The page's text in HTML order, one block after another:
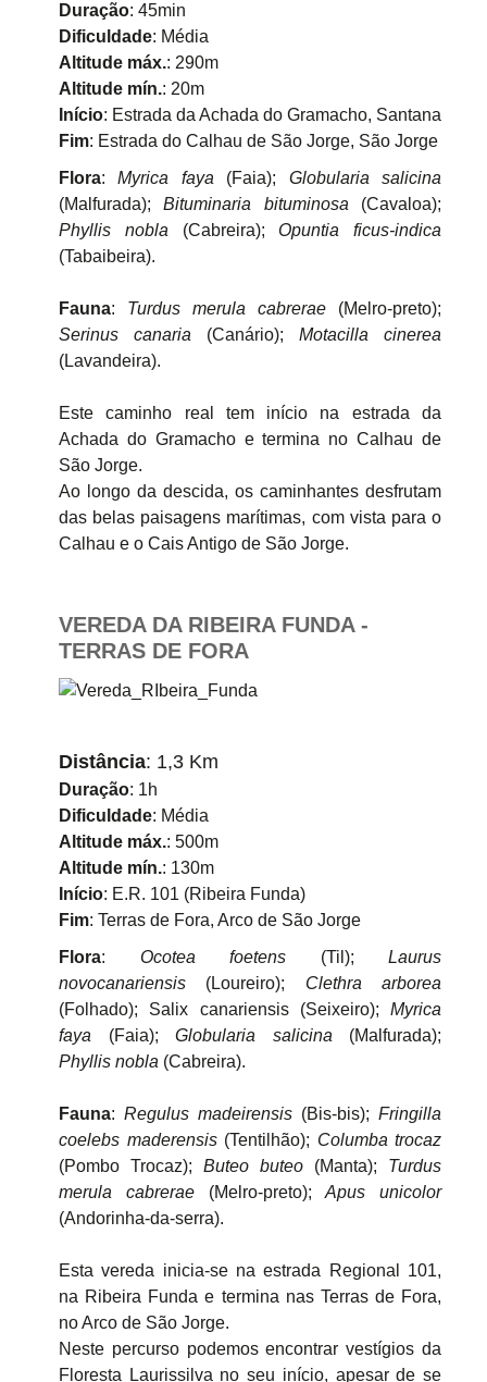
Duração: 45min
Dificuldade: Média
Altitude máx.: 290m
Altitude mín.: 20m
Início: Estrada da Achada do Gramacho, Santana
Fim: Estrada do Calhau de São Jorge, São Jorge
Flora:Myrica faya (Faia); Globularia salicina
(Malfurada);Bituminaria bituminosa (Cavaloa);
Phyllis nobla (Cabreira); Opuntia ficus-indica
(Tabaibeira).
Fauna: Turdus merula cabrerae (Melro-preto);
Serinus canaria (Canário); Motacilla cinerea
(Lavandeira).
Este caminho real tem início na estrada da
Achada do Gramacho e termina no Calhau de
São Jorge.
Ao longo da descida, os caminhantes desfrutam
das belas paisagens marítimas, com vista para o
Calhau e o Cais Antigo de São Jorge.
VEREDA DA RIBEIRA FUNDA -
TERRAS DE FORA
Distância: 1,3 Km
Duração: 1h
Dificuldade: Média
Altitude máx.: 500m
Altitude mín.: 130m
Início: E.R. 101 (Ribeira Funda)
Fim: Terras de Fora, Arco de São Jorge
Flora: Ocotea foetens (Til); Laurus
novocanariensis (Loureiro); Clethra arborea
(Folhado); Salix canariensis (Seixeiro); Myrica
faya (Faia); Globularia salicina (Malfurada);
Phyllis nobla (Cabreira).
Fauna: Regulus madeirensis (Bis-bis); Fringilla
coelebs maderensis(Tentilhão); Columba trocaz
(Pombo Trocaz); Buteo buteo (Manta); Turdus
merula cabrerae(Melro-preto);Apus unicolor
(Andorinha-da-serra).
Esta vereda inicia-se na estrada Regional 101,
na Ribeira Funda e termina nas Terras de Fora,
no Arco de São Jorge.
Neste percurso podemos encontrar vestígios da
Floresta Laurissilva no seu início, apesar de se